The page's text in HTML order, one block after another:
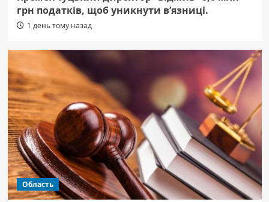
грн податків, щоб уникнути в’язниці.
1 день тому назад
Область